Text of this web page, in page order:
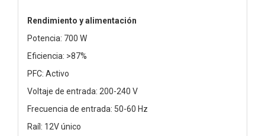
Rendimiento y alimentación
Potencia: 700 W
Eficiencia: >87%
PFC: Activo
Voltaje de entrada: 200-240 V
Frecuencia de entrada: 50-60 Hz
Raíl: 12V único